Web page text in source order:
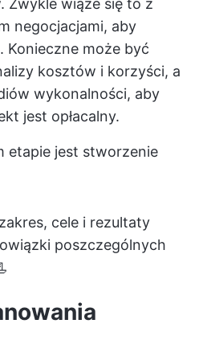
Zwykle wiąże się to z
negocjacjami, aby
Konieczne może być
kosztów i korzyści, a
wykonalności, aby
jest opłacalny.
etapie jest stworzenie
cele i rezultaty
poszczególnych